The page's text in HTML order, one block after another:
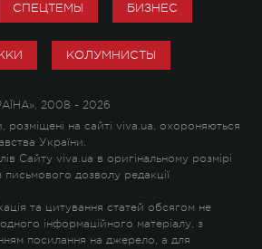
СПЕЦТЕМЫ БИЗНЕС
КОЛУМНИСТЫ
2008 - 2026
розміщені на сайті viva.ua, охороняються
України.
Сайту viva.ua в оригінальному розмірі
дозволу редакції
та цитування статей обсягом не
інформаційного матеріалу, з
посилання на джерело, а для